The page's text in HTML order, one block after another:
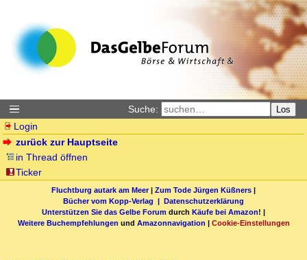
Suche: Los
Login
zurück zur Hauptseite
in Thread öffnen
Ticker
Fluchtburg autark am Meer| Zum Tode Jürgen Küßners |
Bücher vom Kopp-Verlag | Datenschutzerklärung
Unterstützen Sie das Gelbe Forum durch Käufe bei Amazon! |
Weitere Buchempfehlungen und Amazonnavigation | Cookie-Einstellungen